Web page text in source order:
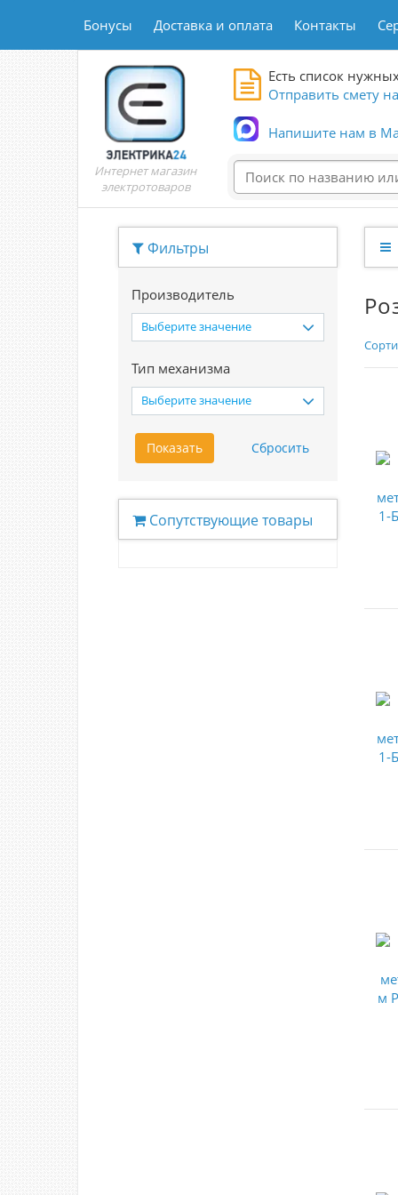
Бонусы Доставка и оплата Контакты
Интернет магазин
электротоваров
Есть список
Отправить смету
Напишите нам в
Фильтры
Производитель
Выберите значение
Тип механизма
Выберите значение
Сопутствующие товары